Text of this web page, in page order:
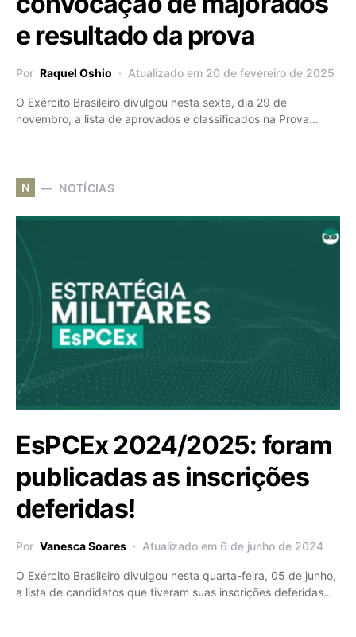
e resultado da prova
Por Raquel Oshio Atualizado em 20 de fevereiro de 2025
O Exército Brasileiro divulgou nesta sexta, dia 29 de
novembro, a lista de aprovados e classificados na Prova…
N NOTÍCIAS
EsPCEx 2024/2025: foram
publicadas as inscrições
deferidas!
Por Vanesca Soares Atualizado em 6 de junho de 2024
O Exército Brasileiro divulgou nesta quarta-feira, 05 de junho,
a lista de candidatos que tiveram suas inscrições deferidas…